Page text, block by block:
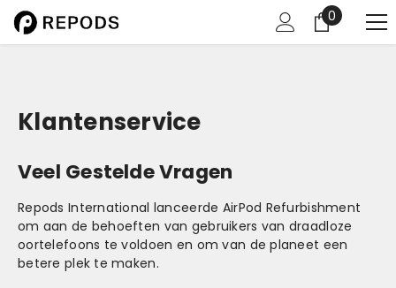
0
0
Klantenservice
Veel Gestelde Vragen
Repods International lanceerde AirPod Refurbishment
om aan de behoeften van gebruikers van draadloze
oortelefoons te voldoen en om van de planeet een
betere plek te maken.